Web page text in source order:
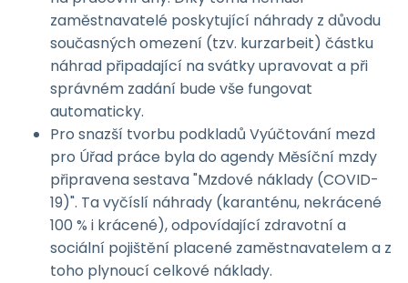
zaměstnavatelé poskytující náhrady z důvodu
současných omezení (tzv. kurzarbeit) částku
náhrad připadající na svátky upravovat a při
správném zadání bude vše fungovat
automaticky.
Pro snazší tvorbu podkladů Vyúčtování mezd
pro Úřad práce byla do agendy Měsíční mzdy
připravena sestava "Mzdové náklady (COVID-
19)". Ta vyčíslí náhrady (karanténu, nekrácené
100 % i krácené), odpovídající zdravotní a
sociální pojištění placené zaměstnavatelem a z
toho plynoucí celkové náklady.